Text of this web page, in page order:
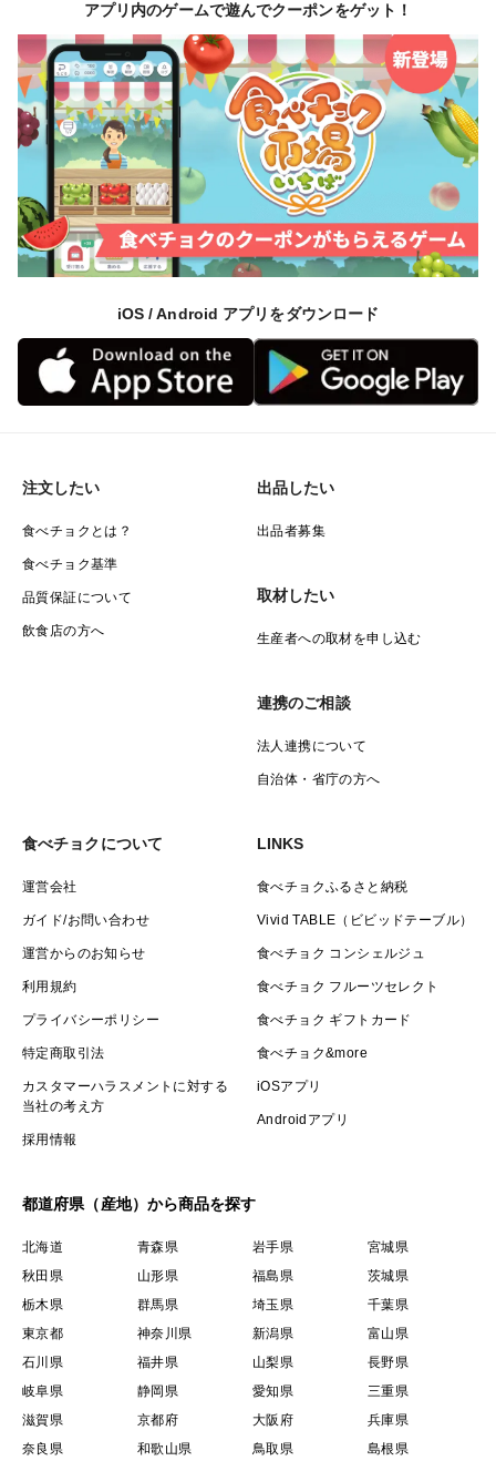
アプリ内のゲームで遊んでクーポンをゲット！
iOS / Android アプリをダウンロード
注文したい
食べチョクとは？
食べチョク基準
品質保証について
飲食店の方へ
出品したい
出品者募集
取材したい
生産者への取材を申し込む
連携のご相談
法人連携について
自治体・省庁の方へ
食べチョクについて
運営会社
ガイド/お問い合わせ
運営からのお知らせ
利用規約
プライバシーポリシー
特定商取引法
カスタマーハラスメントに対する
当社の考え方
採用情報
LINKS
食べチョクふるさと納税
Vivid TABLE（ビビッドテーブル）
食べチョク コンシェルジュ
食べチョク フルーツセレクト
食べチョク ギフトカード
食べチョク&more
iOSアプリ
Androidアプリ
都道府県（産地）から商品を探す
北海道 青森県 岩手県
宮城県
秋田県
山形県 福島県
茨城県
栃木県
群馬県 埼玉県
千葉県
東京都
神奈川県 新潟県
富山県
石川県
福井県 山梨県
長野県
岐阜県
静岡県 愛知県
三重県
滋賀県
京都府 大阪府
兵庫県
奈良県
和歌山県 鳥取県 島根県